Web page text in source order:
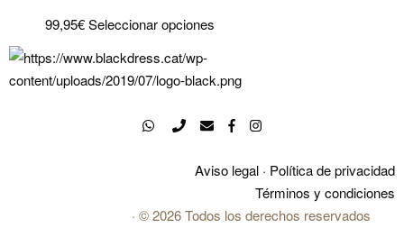
99,95€Seleccionar opciones
múltiples
Las
se
elegir
Aviso legal · Política de privacidad
Términos y condiciones
· ©2026 Todos los derechos reservados